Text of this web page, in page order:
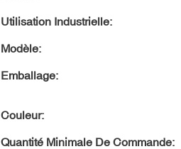
Utilisation Industrielle:
Modèle:
Emballage:
Couleur:
Quantité Minimale De Commande: